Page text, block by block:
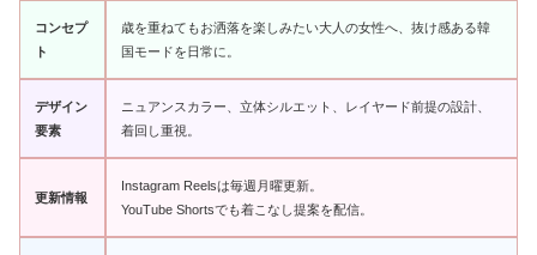
コンセプ
ト
歳を重ねてもお洒落を楽しみたい大人の女性へ、抜け感ある韓
国モードを日常に。
デザイン
要素
ニュアンスカラー、立体シルエット、レイヤード前提の設計、
着回し重視。
更新情報
Instagram Reelsは毎週月曜更新。
YouTube Shortsでも着こなし提案を配信。